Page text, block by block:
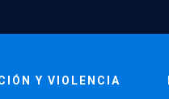
Y VIOLENCIA